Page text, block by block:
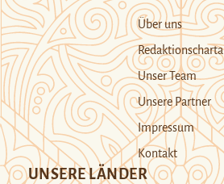
Über uns
Redaktionscharta
Unser Team
Unsere Partner
Impressum
Kontakt
UNSERE LÄNDER